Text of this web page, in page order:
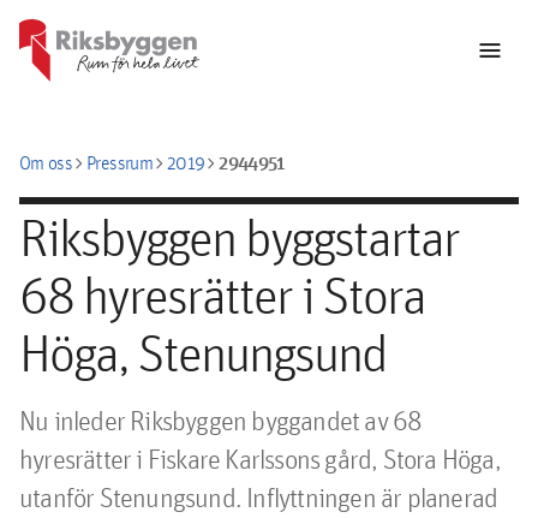
menu
Om osschevron_rightPressrumchevron_right2019chevron_right2944951
Riksbyggen byggstartar
68 hyresrätter i Stora
Höga, Stenungsund
Nu inleder Riksbyggen byggandet av 68
hyresrätter i Fiskare Karlssons gård, Stora Höga,
utanför Stenungsund. Inflyttningen är planerad